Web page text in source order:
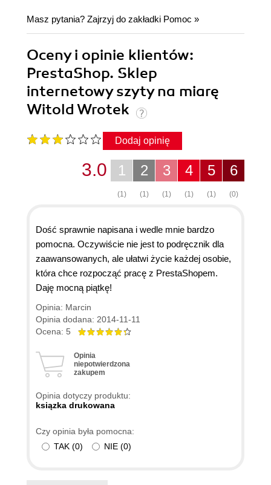
Masz pytania? Zajrzyj do zakładki Pomoc »
Oceny i opinie klientów:
PrestaShop. Sklep
internetowy szyty na miarę
Witold Wrotek
Dodaj opinię
6
(0)
5
(1)
4
(1)
3
(1)
2
(1)
1
(1)
3.0
Dość sprawnie napisana i wedle mnie bardzo
pomocna. Oczywiście nie jest to podręcznik dla
zaawansowanych, ale ułatwi życie każdej osobie,
która chce rozpocząć pracę z PrestaShopem.
Daję mocną piątkę!
Opinia: Marcin
Opinia dodana: 2014-11-11
Ocena: 5
Opinia
niepotwierdzona
zakupem
Opinia dotyczy produktu:
ksiązka drukowana
Czy opinia była pomocna:
TAK (0) NIE (0)